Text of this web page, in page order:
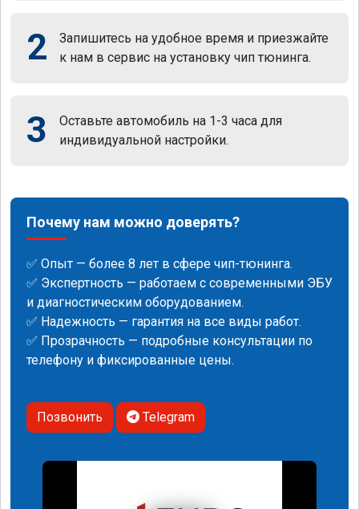
2
Запишитесь на удобное время и приезжайте
к нам в сервис на установку чип тюнинга.
3
Оставьте автомобиль на 1-3 часа для
индивидуальной настройки.
Почему нам можно доверять?
✅ Опыт — более 8 лет в сфере чип-тюнинга.
✅ Экспертность — работаем с современными ЭБУ
и диагностическим оборудованием.
✅ Надежность — гарантия на все виды работ.
✅ Прозрачность — подробные консультации по
телефону и фиксированные цены.
Позвонить Telegram